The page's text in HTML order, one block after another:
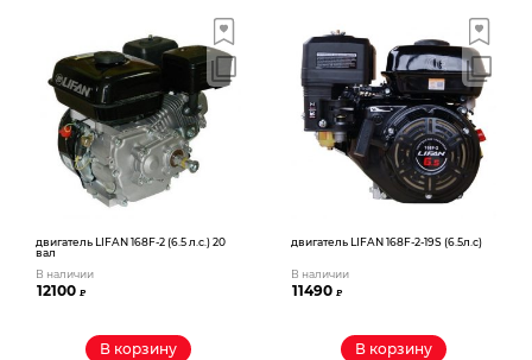
двигатель LIFAN 168F-2 (6.5 л.с.) 20
вал
В наличии
12100₽
В корзину
двигатель LIFAN 168F-2-19S (6.5л.с)
В наличии
11490₽
В корзину